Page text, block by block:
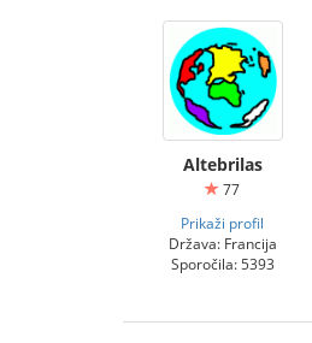
Altebrilas
77
Prikaži profil
Država: Francija
Sporočila: 5393